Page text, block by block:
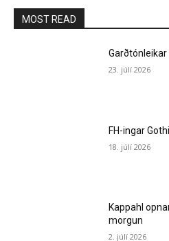
MOST READ
23. júlí 2026
FH-ingar
18. júlí 2026
Kappahl
morgun
2. júlí 2026